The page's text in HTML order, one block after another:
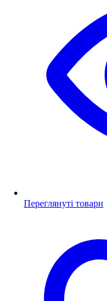
Переглянуті товари